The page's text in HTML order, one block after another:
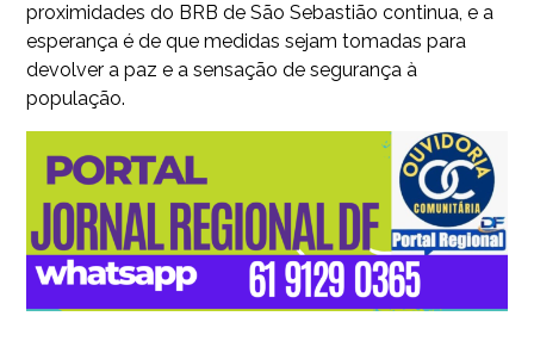
proximidades do BRB de São Sebastião continua, e a
esperança é de que medidas sejam tomadas para
devolver a paz e a sensação de segurança à
população.